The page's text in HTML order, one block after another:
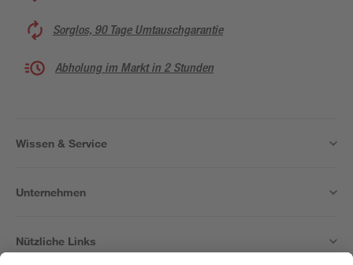
Sorglos, 90 Tage Umtauschgarantie
Abholung im Markt in 2 Stunden
Wissen & Service
Unternehmen
Nützliche Links